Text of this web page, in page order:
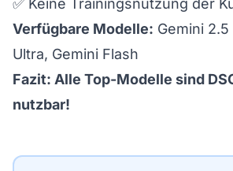
✅ Keine Trainingsnutzung der
Verfügbare Modelle: Gemini 2.5
Ultra, Gemini Flash
Fazit: Alle Top-Modelle sind
nutzbar!